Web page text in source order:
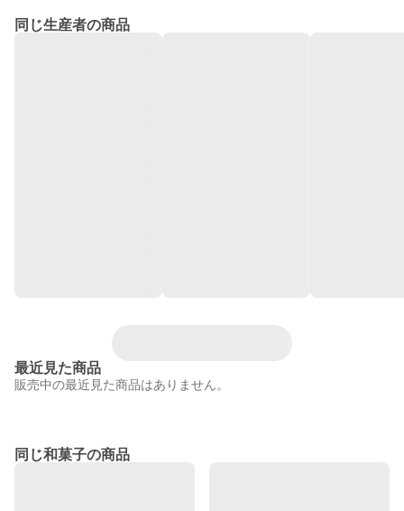
同じ生産者の商品
最近見た商品
販売中の最近見た商品はありません。
同じ和菓子の商品